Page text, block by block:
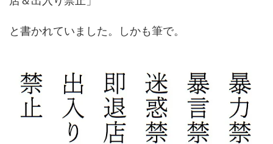
と書かれていました。しかも筆で。